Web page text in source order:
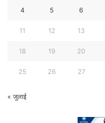
4 5 6
11 12 13
18 19 20
25 26 27
« जुलाई